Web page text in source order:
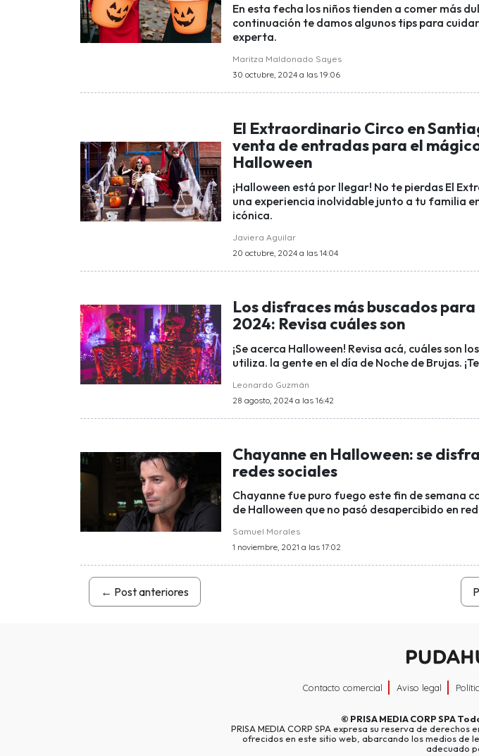
En esta fecha los niños tienden a comer más
continuación te damos algunos tips para
experta.
Maritza Maldonado Sayes
30 octubre, 2024 a las 19:06
El Extraordinario Circo en
venta de entradas para el
Halloween
¡Halloween está por llegar! No te pierdas El
una experiencia inolvidable junto a tu familia
icónica.
Javiera Aguilar
20 octubre, 2024 a las 14:04
Los disfraces más buscados
2024: Revisa cuáles son
¡Se acerca Halloween! Revisa acá, cuáles son
utiliza. la gente en el día de Noche de Brujas.
Leonardo Guzmán
28 agosto, 2024 a las 16:42
Chayanne en Halloween: se
redes sociales
Chayanne fue puro fuego este fin de semana
de Halloween que no pasó desapercibido en
Samuel Morales
1 noviembre, 2021 a las 17:02
← Post anteriores
Contacto comercial Aviso legal
© PRISA MEDIA CORP SPA
PRISA MEDIA CORP SPA expresa su reserva de
ofrecidos en este sitio web, abarcando los medios de
adecuado